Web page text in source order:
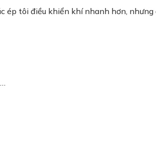
ép tôi điều khiển khí nhanh hơn,